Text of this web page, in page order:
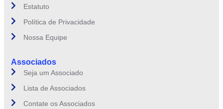
Estatuto
Política de Privacidade
Nossa Equipe
Associados
Seja um Associado
Lista de Associados
Contate os Associados